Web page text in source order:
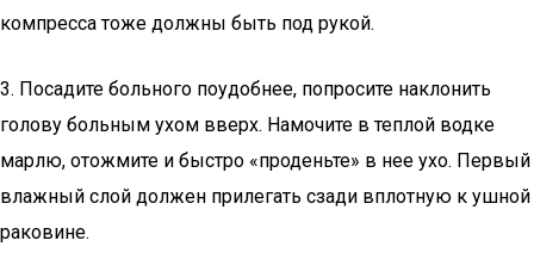
компресса тоже должны быть под рукой.
3. Посадите больного поудобнее, попросите наклонить
голову больным ухом вверх. Намочите в теплой водке
марлю, отожмите и быстро «проденьте» в нее ухо. Первый
влажный слой должен прилегать сзади вплотную к ушной
раковине.